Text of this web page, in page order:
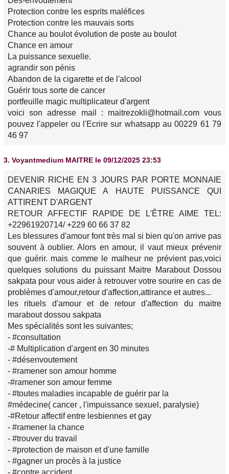
Protection contre les esprits maléfices
Protection contre les mauvais sorts
Chance au boulot évolution de poste au boulot
Chance en amour
La puissance sexuelle.
agrandir son pénis
Abandon de la cigarette et de l'alcool
Guérir tous sorte de cancer
portfeuille magic multiplicateur d'argent
voici son adresse mail : maitrezokli@hotmail.com vous
pouvez l'appeler ou l'Ecrire sur whatsapp au 00229 61 79
46 97
3. Voyantmedium MAITRE le 09/12/2025 23:53
DEVENIR RICHE EN 3 JOURS PAR PORTE MONNAIE
CANARIES MAGIQUE A HAUTE PUISSANCE QUI
ATTIRENT D'ARGENT
RETOUR AFFECTIF RAPIDE DE L'ÊTRE AIME TEL:
+22961920714/ +229 60 66 37 82
Les blessures d'amour font très mal si bien qu'on arrive pas
souvent à oublier. Alors en amour, il vaut mieux prévenir
que guérir. mais comme le malheur ne prévient pas,voici
quelques solutions du puissant Maitre Marabout Dossou
sakpata pour vous aider à retrouver votre sourire en cas de
problèmes d'amour,retour d'affection,attirance et autres...
les rituels d'amour et de retour d'affection du maitre
marabout dossou sakpata
Mes spécialités sont les suivantes;
- #consultation
-# Multiplication d'argent en 30 minutes
- #désenvoutement
- #ramener son amour homme
-#ramener son amour femme
- #toutes maladies incapable de guérir par la
#médecine( cancer , l'impuissance sexuel, paralysie)
-#Retour affectif entre lesbiennes et gay
- #ramener la chance
- #trouver du travail
- #protection de maison et d'une famille
- #gagner un procès à la justice
- #contre accident